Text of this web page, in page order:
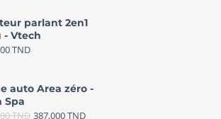
parlant 2en1
- Vtech
TND
auto Area zéro -
Spa
TND 387,000TND